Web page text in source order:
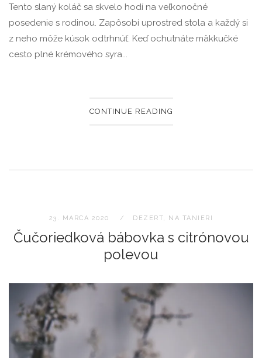
Tento slaný koláč sa skvelo hodí na veľkonočné
posedenie s rodinou. Zapôsobí uprostred stola a každý si
z neho môže kúsok odtrhnúť. Keď ochutnáte mäkkučké
cesto plné krémového syra...
CONTINUE READING
23. MARCA 2020 DEZERT, NA TANIERI
Čučoriedková bábovka s citrónovou
polevou